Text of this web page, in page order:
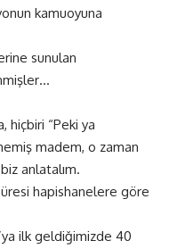
kamuoyuna
sunulan
hiçbiri “Peki ya
madem, o zaman
anlatalım.
hapishanelere göre
ilk geldiğimizde 40